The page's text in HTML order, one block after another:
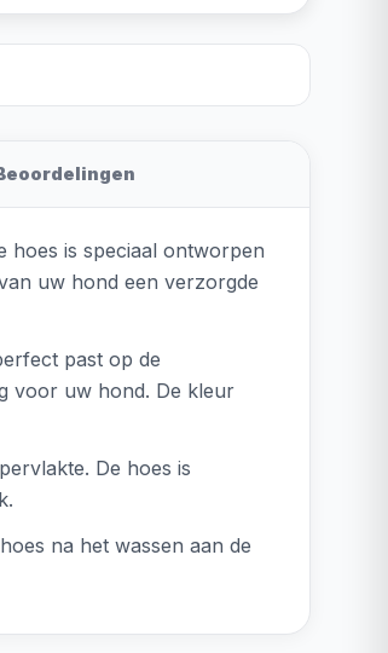
hoes is speciaal ontworpen
uw hond een verzorgde
past op de
voor uw hond. De kleur
De hoes is
na het wassen aan de